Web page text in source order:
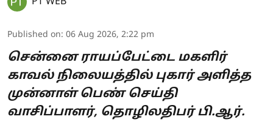
Published on: 06 Aug 2026, 2:22 pm
சென்னை ராயப்பேட்டை மகளிர்
காவல் நிலையத்தில் புகார் அளித்த
முன்னாள் பெண் செய்தி
வாசிப்பாளர், தொழிலதிபர் பி.ஆர்.